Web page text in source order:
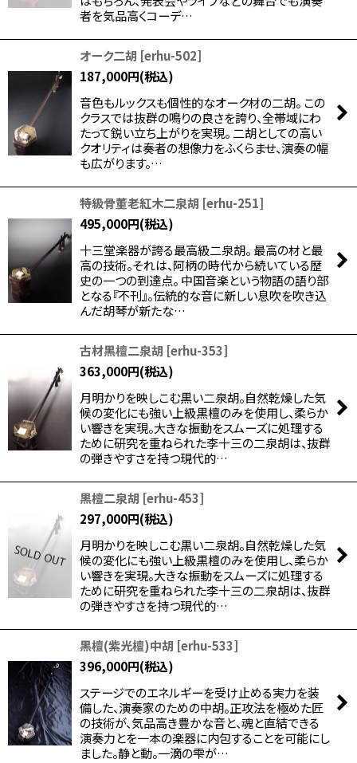
者を気品高くコーデ…
オーク二胡 [erhu-502]
187,000円(税込)
音色もルックスも個性的なオーク材の二胡。 この
クラスでは抜群の鳴りの良さを誇り、全帯域にわ
たって鋭い立ち上がりを実現。 二胡としての高い
クオリティは奏者の想像力をふくらませ、演奏の幅
も広がります。…
特級骨董老紅木二泉胡 [erhu-251]
495,000円(税込)
十三堂楽器が誇る最高級二泉胡。 最高の材と最
高の技術。それは、阿柄の時代から続いている歴
史の一つの到達点。 中国音楽という物語の語り部
となる『不刊』。伝統的な音に新しい息吹を吹き込
んだ胡琴が新たな…
古材黒檀二泉胡 [erhu-353]
363,000円(税込)
月明かりを映しこむ黒い二泉胡。自然乾燥した気
候の変化にも強い上級黒檀のみを使用し、柔らか
い響きを実現。大きな振動をスムーズに処理する
ために研究を重ねられた李十三の二泉胡は、抜群
の弾きやすさを持つ現代的…
黒檀二泉胡 [erhu-453]
297,000円(税込)
月明かりを映しこむ黒い二泉胡。自然乾燥した気
候の変化にも強い上級黒檀のみを使用し、柔らか
い響きを実現。大きな振動をスムーズに処理する
ために研究を重ねられた李十三の二泉胡は、抜群
の弾きやすさを持つ現代的…
黒檀(紫光檀)中胡 [erhu-533]
396,000円(税込)
ステージでのエネルギーを受け止める実力を装
備した、演奏家のための中胡。正攻法を極めた匠
の技術が、気品高き豊かな音と、魂と直結できる
演奏力とを一本の楽器に内包することを可能にし
ました。静と動。一滴の雫が…